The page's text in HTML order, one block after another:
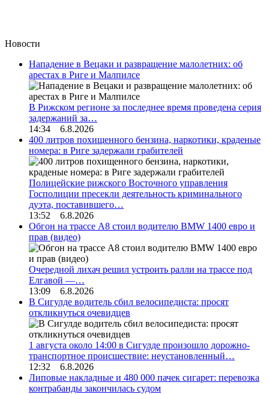
Новости
Нападение в Вецаки и развращение малолетних: об
арестах в Риге и Малпилсе
В Рижском регионе за последнее время проведена серия
задержаний за…
14:34 6.8.2026
400 литров похищенного бензина, наркотики, краденые
номера: в Риге задержали грабителей
Полицейские рижского Восточного управления
Госполиции пресекли деятельность криминального
дуэта, поставившего…
13:52 6.8.2026
Обгон на трассе А8 стоил водителю BMW 1400 евро и
прав (видео)
Очередной лихач решил устроить ралли на трассе под
Елгавой —…
13:09 6.8.2026
В Сигулде водитель сбил велосипедиста: просят
откликнуться очевидцев
1 августа около 14:00 в Сигулде произошло дорожно-
транспортное происшествие: неустановленный…
12:32 6.8.2026
Липовые накладные и 480 000 пачек сигарет: перевозка
контрабанды закончилась судом